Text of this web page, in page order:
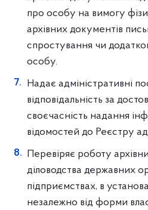
про особу на вимогу
архівних документів
спростування чи
особу.
Надає адміністративні
відповідальність за
своєчасність надання
відомостей до Реєстру
Перевіряє роботу
діловодства державних
підприємствах, в
незалежно від форми